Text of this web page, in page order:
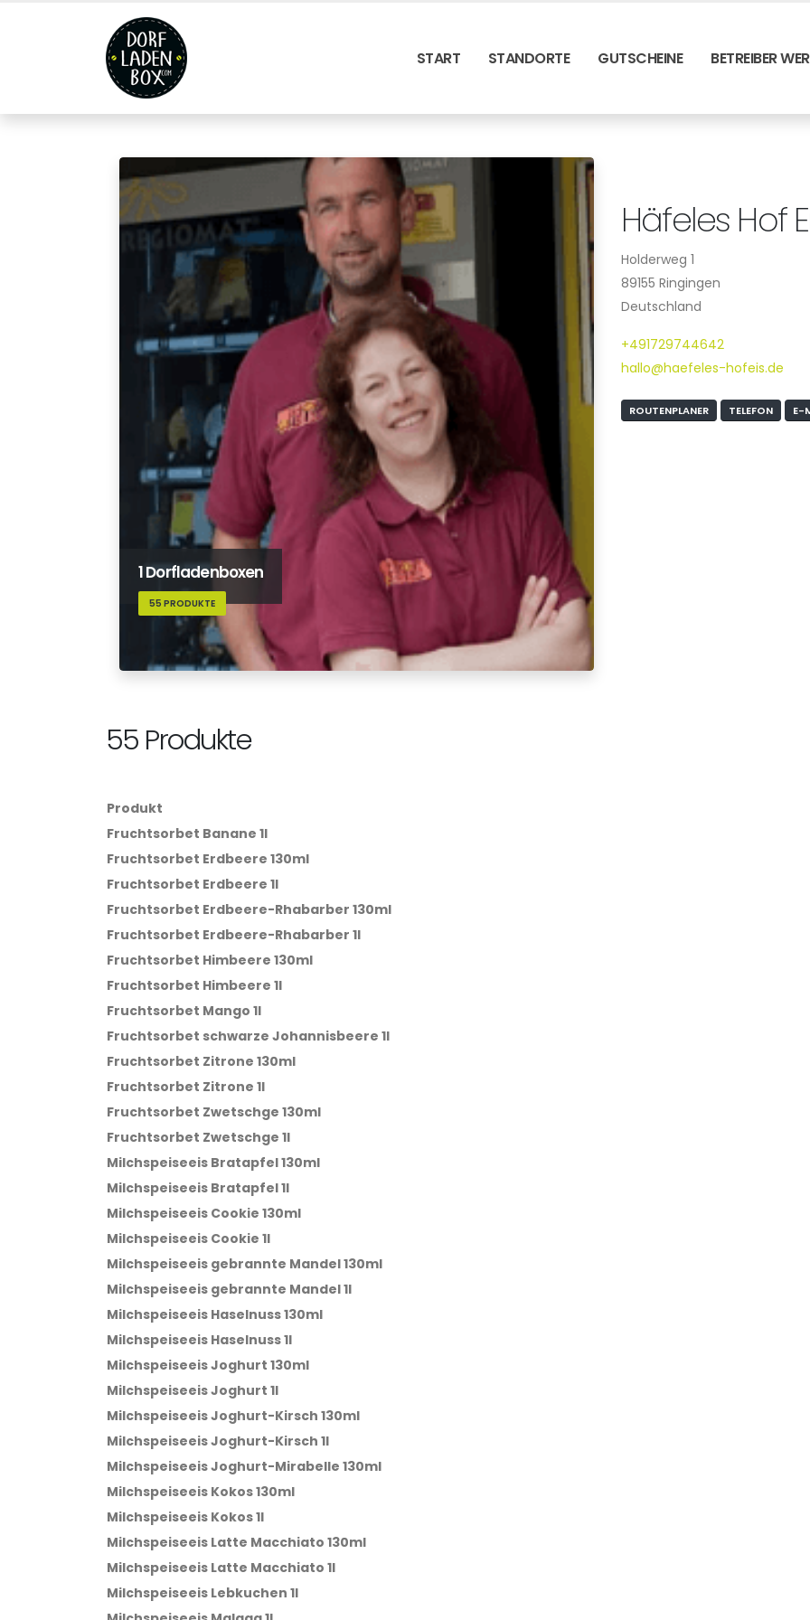
START STANDORTE GUTSCHEINE BETREIBER
1 Dorfladenboxen
55 PRODUKTE
Häfeles Hof
Holderweg 1
89155 Ringingen
Deutschland
+491729744642
hallo@haefeles-hofeis.de
ROUTENPLANER TELEFON E-
55 Produkte
Produkt
Fruchtsorbet Banane 1l
Fruchtsorbet Erdbeere 130ml
Fruchtsorbet Erdbeere 1l
Fruchtsorbet Erdbeere-Rhabarber 130ml
Fruchtsorbet Erdbeere-Rhabarber 1l
Fruchtsorbet Himbeere 130ml
Fruchtsorbet Himbeere 1l
Fruchtsorbet Mango 1l
Fruchtsorbet schwarze Johannisbeere 1l
Fruchtsorbet Zitrone 130ml
Fruchtsorbet Zitrone 1l
Fruchtsorbet Zwetschge 130ml
Fruchtsorbet Zwetschge 1l
Milchspeiseeis Bratapfel 130ml
Milchspeiseeis Bratapfel 1l
Milchspeiseeis Cookie 130ml
Milchspeiseeis Cookie 1l
Milchspeiseeis gebrannte Mandel 130ml
Milchspeiseeis gebrannte Mandel 1l
Milchspeiseeis Haselnuss 130ml
Milchspeiseeis Haselnuss 1l
Milchspeiseeis Joghurt 130ml
Milchspeiseeis Joghurt 1l
Milchspeiseeis Joghurt-Kirsch 130ml
Milchspeiseeis Joghurt-Kirsch 1l
Milchspeiseeis Joghurt-Mirabelle 130ml
Milchspeiseeis Kokos 130ml
Milchspeiseeis Kokos 1l
Milchspeiseeis Latte Macchiato 130ml
Milchspeiseeis Latte Macchiato 1l
Milchspeiseeis Lebkuchen 1l